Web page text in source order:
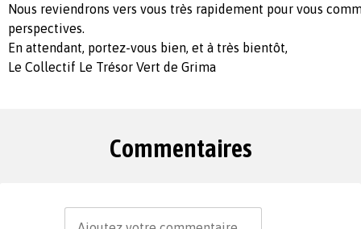
Nous reviendrons vers vous très rapidement pour vous
perspectives.
En attendant, portez-vous bien, et à très bientôt,
Le Collectif Le Trésor Vert de Grima
Commentaires